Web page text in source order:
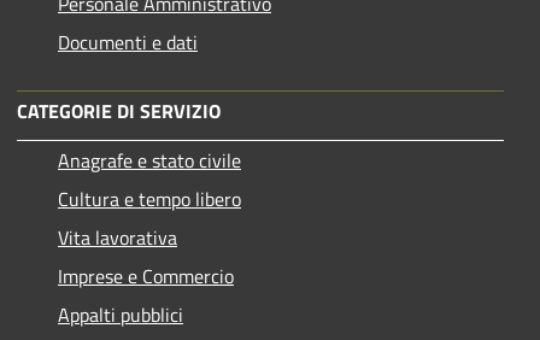
Documenti e dati
CATEGORIE DI SERVIZIO
Anagrafe e stato civile
Cultura e tempo libero
Vita lavorativa
Imprese e Commercio
Appalti pubblici